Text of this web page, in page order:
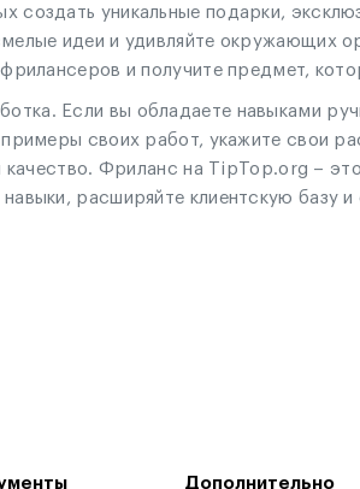
уникальные подарки,
идеи и удивляйте окружающих
и получите предмет,
Если вы обладаете навыками
своих работ, укажите свои
качество. Фриланс на TipTop.org –
расширяйте клиентскую базу
Дополнительно